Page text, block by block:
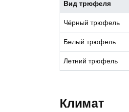
Вид трюфеля
Чёрный трюфель
Белый трюфель
Летний трюфель
Климат